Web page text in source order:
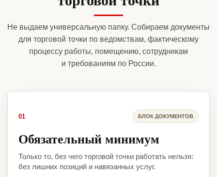
Не выдаем универсальную папку. Собираем документы
для торговой точки по ведомствам, фактическому
процессу работы, помещению, сотрудникам
и требованиям по России.
01 БЛОК ДОКУМЕНТОВ
Обязательный минимум
Только то, без чего торговой точки работать нельзя:
без лишних позиций и навязанных услуг.